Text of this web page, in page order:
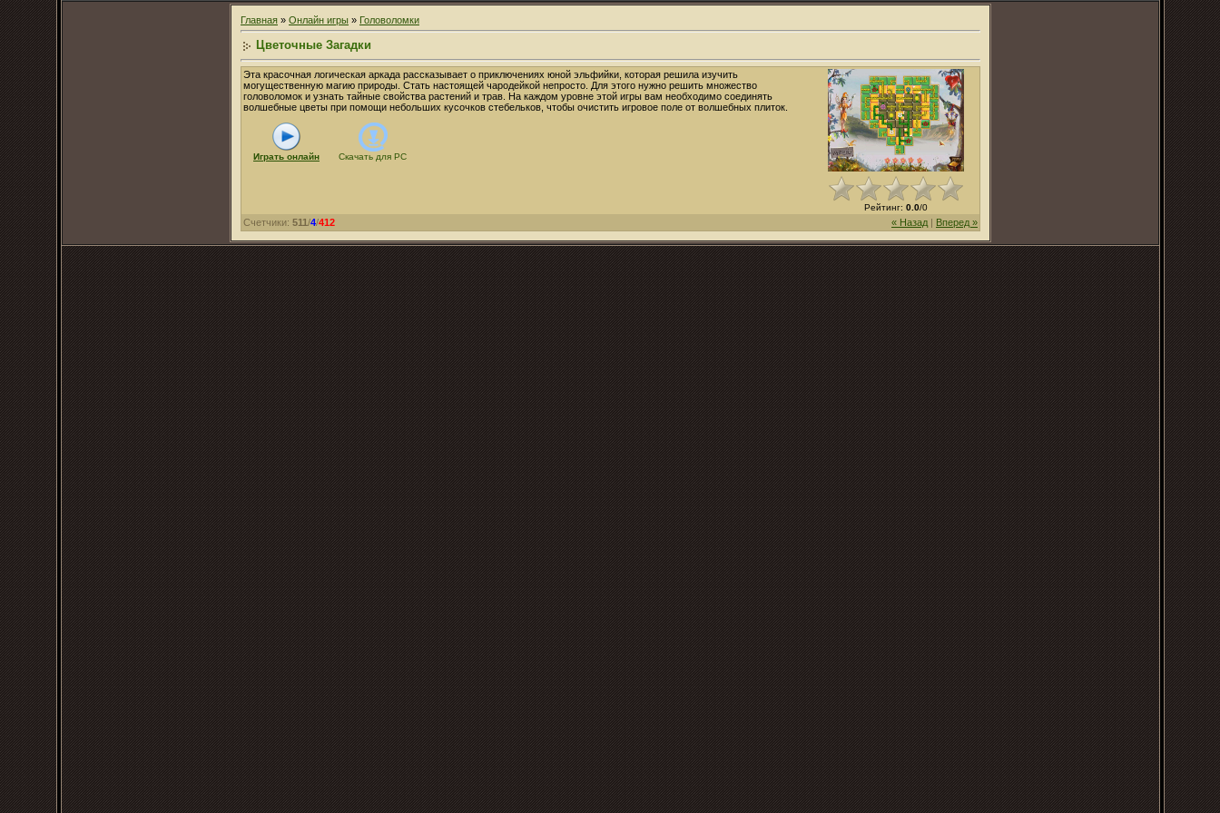
Главная » Онлайн игры » Головоломки
Цветочные Загадки
Эта красочная логическая аркада рассказывает о приключениях юной эльфийки, которая решила изучить
могущественную магию природы. Стать настоящей чародейкой непросто. Для этого нужно решить множество
головоломок и узнать тайные свойства растений и трав. На каждом уровне этой игры вам необходимо соединять
волшебные цветы при помощи небольших кусочков стебельков, чтобы очистить игровое поле от волшебных плиток.
Играть онлайн Скачать для PC
Рейтинг: 0.0/0
« Назад Вперед »
Счетчики: 511 /4/412